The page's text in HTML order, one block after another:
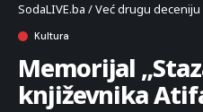
SodaLIVE.ba / Već drugu
Kultura
Memorijal
književnika